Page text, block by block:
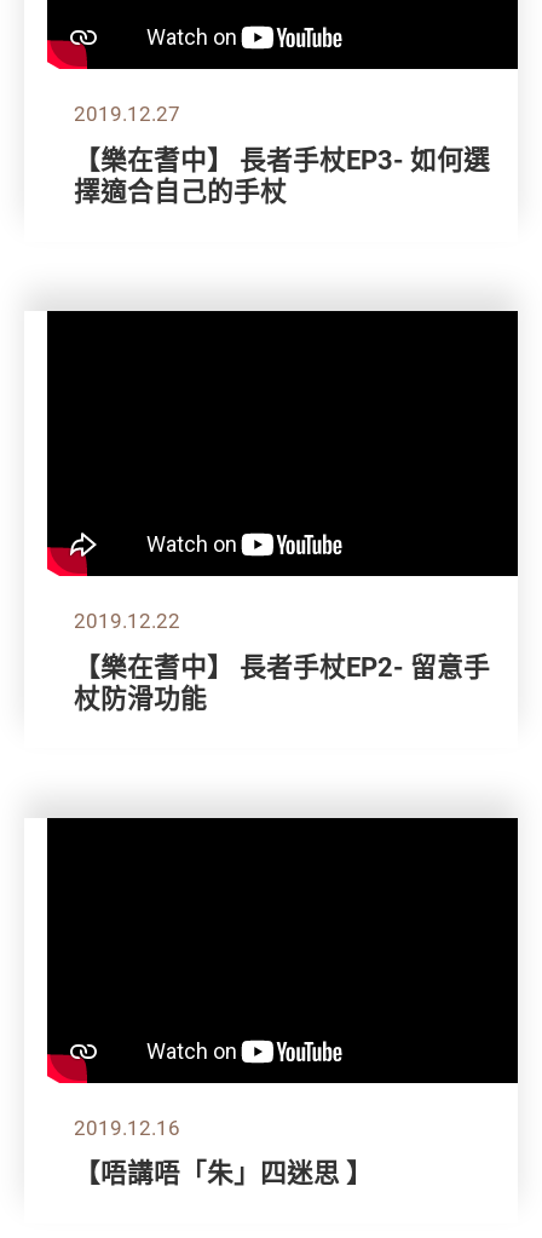
2019.12.27
【樂在耆中】 長者手杖EP3- 如何選
擇適合自己的手杖
2019.12.22
【樂在耆中】 長者手杖EP2- 留意手
杖防滑功能
2019.12.16
【唔講唔「朱」四迷思 】